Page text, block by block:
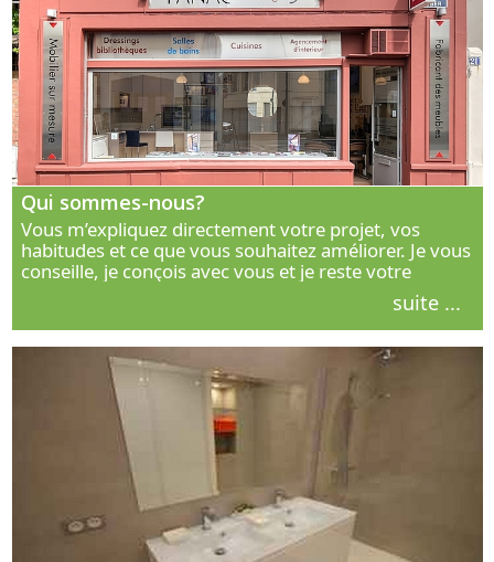
Qui sommes-nous?
Vous m’expliquez directement votre projet, vos
habitudes et ce que vous souhaitez améliorer. Je vous
conseille, je conçois avec vous et je reste votre
interlocuteur principal. Découvrez ma façon de vous
suite ...